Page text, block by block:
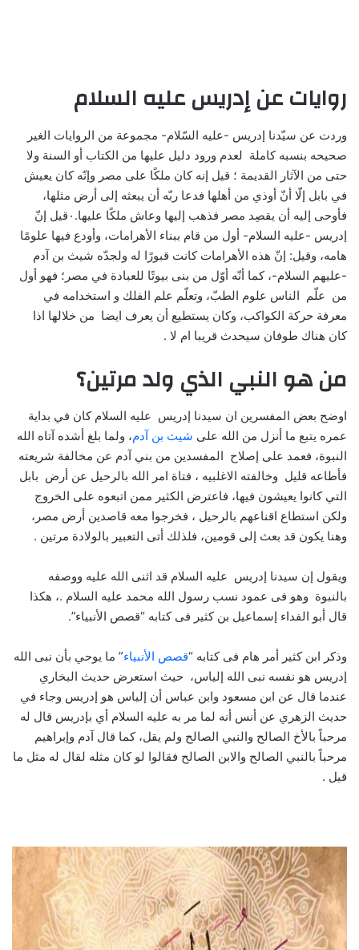
روايات عن إدريس عليه السلام
وردت عن سيّدنا إدريس -عليه السّلام- مجموعة من الروايات الغير
صحيحه بنسبه كاملة لعدم ورود دليل عليها من الكتاب أو السنة ولا
حتى من الآثار القديمة ؛ قيل إنه كان ملكًا على مصر وإنّه كان يعيش
في بابل إلّا أنّ أوذي من أهلها فدعا ربّه أن يبعثه إلى أرض مثلها،
فأوحى إليه أن يقصِد مصر فذهب إليها وعاش ملكًا عليها.٠قيل إنّ
إدريس -عليه السلام- أول من قام ببناء الأهرامات، وأودع فيها علومًا
هامه، وقيل: إنّ هذه الأهرامات كانت قبورًا له ولجدّه شيث بن آدم
-عليهم السلام-، كما أنّه أوّل من بنى بيوتًا للعبادة في مصر؛ فهو أول
من علّم الناس علوم الطبّ، وتعلّم علم الفلك و استخدامه في
معرفة حركة الكواكب، وكان يستطيع أن يعرف ايضا من خلالها اذا
كان هناك طوفان سيحدث قريبا ام لا .
من هو النبي الذي ولد مرتين؟
اوضح بعض المفسرين ان سيدنا إدريس عليه السلام كان في بداية
عمره يتبع ما أنزل من الله على شيث بن آدم، ولما بلغ أشده آتاه الله
النبوة، فعمد على إصلاح المفسدين من بني آدم عن مخالفة شريعته
فأطاعه قليل وخالفته الاغلبيه ، فتاة امر الله بالرحيل عن أرض بابل
التي كانوا يعيشون فيها، فاعترض الكثير ممن اتبعوه على الخروج
ولكن استطاع اقناعهم بالرحيل ، فخرجوا معه قاصدين أرض مصر،
وهنا يكون قد بعث إلى قومين، فلذلك أتى التعبير بالولادة مرتين .
ويقول إن سيدنا إدريس عليه السلام قد اثنى الله عليه ووصفه
بالنبوة وهو فى عمود نسب رسول الله محمد عليه السلام .، هكذا
قال أبو الفداء إسماعيل بن كثير فى كتابه “قصص الأنبياء”.
وذكر ابن كثير أمر هام فى كتابه “قصص الأنبياء” ما يوحي بأن نبى الله
إدريس هو نفسه نبى الله إلياس، حيث استعرض حديث البخاري
عندما قال عن ابن مسعود وابن عباس أن إلياس هو إدريس وجاء في
حديث الزهري عن أنس أنه لما مر به عليه السلام أي بإدريس قال له
مرحباً بالأخ الصالح والنبي الصالح ولم يقل، كما قال آدم وإبراهيم
مرحباً بالنبي الصالح والابن الصالح فقالوا لو كان مثله لقال له مثل ما
قيل .